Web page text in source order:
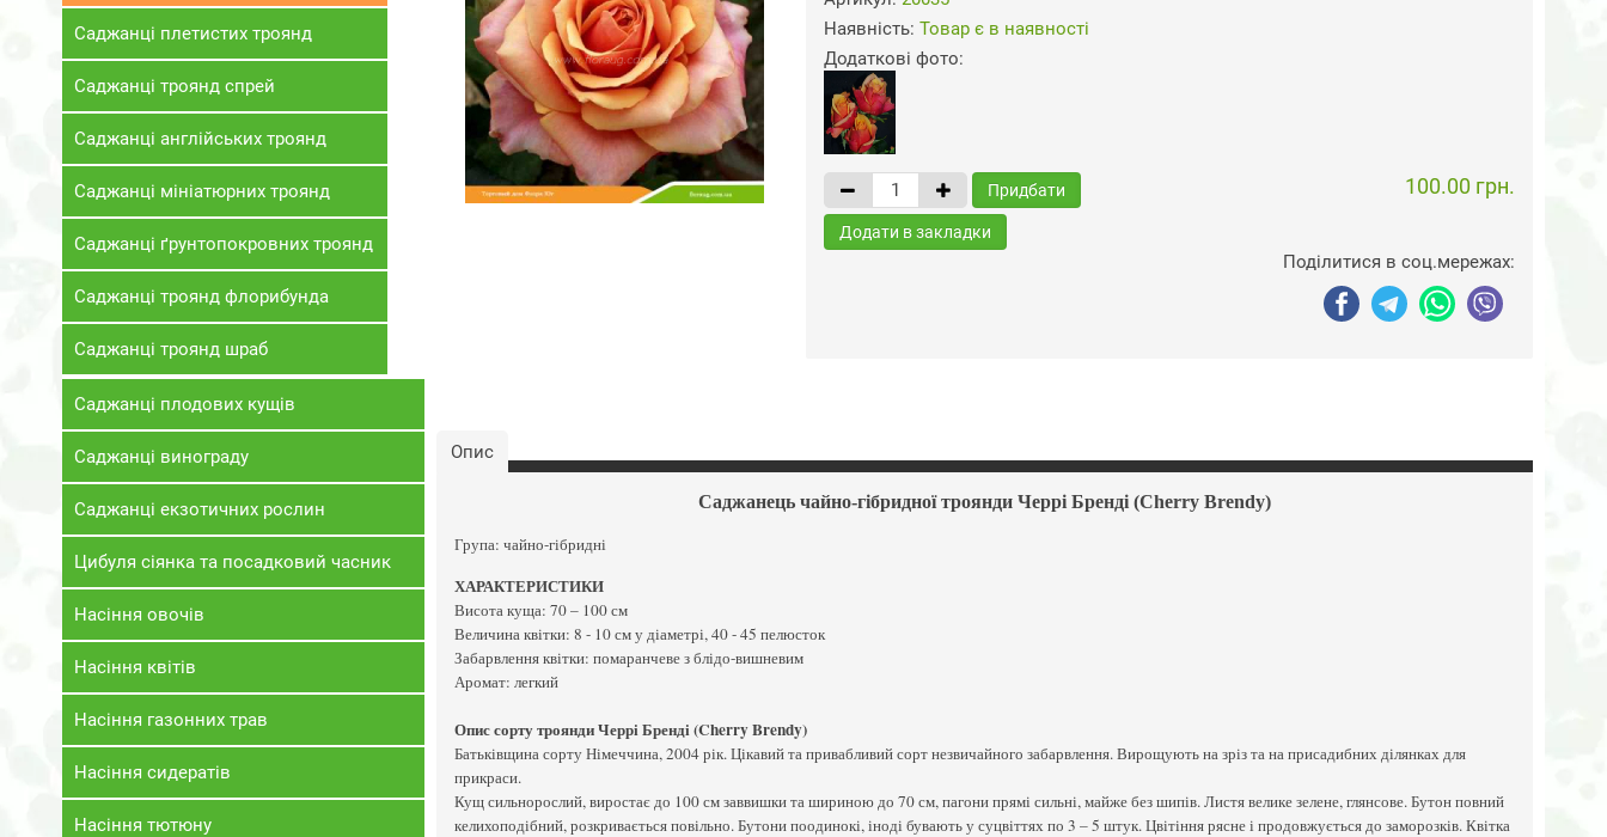
Саджанці плетистих троянд
Саджанці троянд спрей
Саджанці англійських троянд
Саджанці мініатюрних троянд
Саджанці ґрунтопокровних троянд
Саджанці троянд флорибунда
Саджанці троянд шраб
Саджанці плодових кущів
Саджанці винограду
Саджанці екзотичних рослин
Цибуля сіянка та посадковий часник
Насіння овочів
Насіння квітів
Насіння газонних трав
Насіння сидератів
Насіння тютюну
Наявність: Товар є в наявності
Додаткові фото:
Придбати 100.00 грн.
Додати в закладки
Поділитися в соц.мережах:
Опис
Саджанець чайно-гібридної троянди Черрі Бренді (Cherry Brendy)
Група: чайно-гібридні
ХАРАКТЕРИСТИКИ
Висота куща: 70 – 100 см
Величина квітки: 8 - 10 см у діаметрі, 40 - 45 пелюсток
Забарвлення квітки: помаранчеве з блідо-вишневим
Аромат: легкий
Опис сорту троянди Черрі Бренді (Cherry Brendy)
Батьківщина сорту Німеччина, 2004 рік. Цікавий та привабливий сорт незвичайного забарвлення. Вирощують на зріз та на присадибних ділянках для
прикраси.
Кущ сильнорослий, виростає до 100 см заввишки та шириною до 70 см, пагони прямі сильні, майже без шипів. Листя велике зелене, глянсове. Бутон повний
келихоподібний, розкривається повільно. Бутони поодинокі, іноді бувають у суцвіттях по 3 – 5 штук. Цвітіння рясне і продовжується до заморозків. Квітка